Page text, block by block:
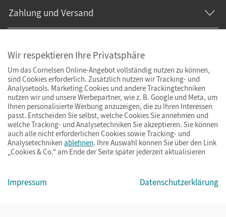
Zahlung und Versand
© Cornelsen Verlag 2026
ImpressumAGBDatenschutzBarrierefreiheitCookies & Co.
Wir respektieren Ihre Privatsphäre
Um das Cornelsen Online-Angebot vollständig nutzen zu können,
sind Cookies erforderlich. Zusätzlich nutzen wir Tracking- und
Analysetools. Marketing Cookies und andere Trackingtechniken
nutzen wir und unsere Werbepartner, wie z. B. Google und Meta, um
Ihnen personalisierte Werbung anzuzeigen, die zu Ihren Interessen
passt. Entscheiden Sie selbst, welche Cookies Sie annehmen und
welche Tracking- und Analysetechniken Sie akzeptieren. Sie können
auch alle nicht erforderlichen Cookies sowie Tracking- und
Analysetechniken ablehnen. Ihre Auswahl können Sie über den Link
„Cookies & Co.“ am Ende der Seite später jederzeit aktualisieren
Impressum Datenschutzerklärung